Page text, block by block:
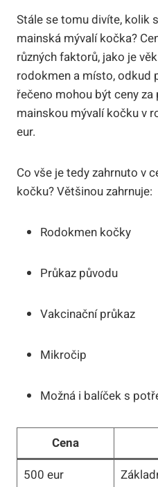
Stále se tomu divíte, kolik
mainská mývalí kočka?
různých faktorů, jako je
rodokmen a místo, odkud
řečeno mohou být ceny
mainskou mývalí kočku v
eur.
Co vše je tedy zahrnuto v
kočku? Většinou zahrnuje:
Rodokmen kočky
Průkaz původu
Vakcinační průkaz
Mikročip
Možná i balíček s
Cena
500 eur